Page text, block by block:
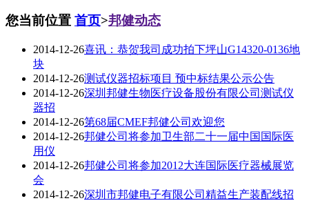
您当前位置 首页>邦健动态
2014-12-26喜讯：恭贺我司成功拍下坪山G14320-0136地
块
2014-12-26测试仪器招标项目 预中标结果公示公告
2014-12-26深圳邦健生物医疗设备股份有限公司测试仪
器招
2014-12-26第68届CMEF邦健公司欢迎您
2014-12-26邦健公司将参加卫生部二十一届中国国际医
用仪
2014-12-26邦健公司将参加2012大连国际医疗器械展览
会
2014-12-26深圳市邦健电子有限公司精益生产装配线招